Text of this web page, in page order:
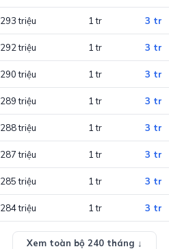
293 triệu 1 tr 3 tr
292 triệu 1 tr 3 tr
290 triệu 1 tr 3 tr
289 triệu 1 tr 3 tr
288 triệu 1 tr 3 tr
287 triệu 1 tr 3 tr
285 triệu 1 tr 3 tr
284 triệu 1 tr 3 tr
Xem toàn bộ 240 tháng ↓